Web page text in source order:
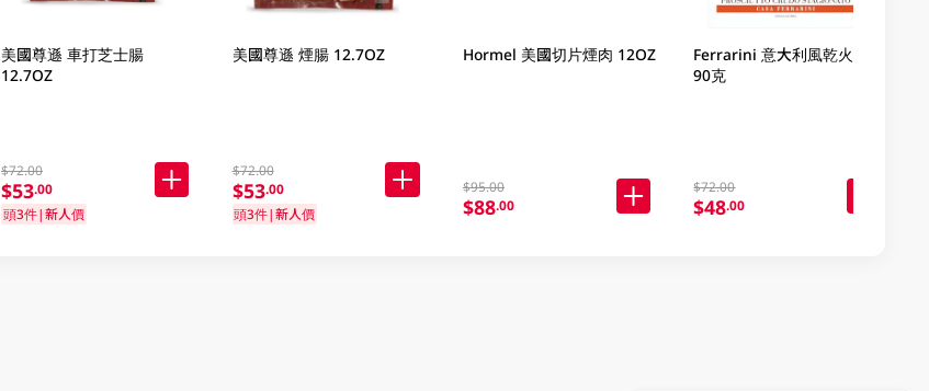
美國尊遜 車打芝士腸
12.7OZ
$72.00
$53.00
頭3件|新人價
美國尊遜 煙腸 12.7OZ
$72.00
$53.00
頭3件|新人價
Hormel 美國切片煙肉 12OZ
$95.00
$88.00
Ferrarini 意大利風乾火腿片
90克
$72.00
$48.00